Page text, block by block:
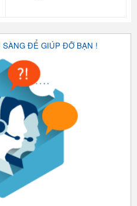
SÀNG ĐỂ GIÚP ĐỠ BẠN !